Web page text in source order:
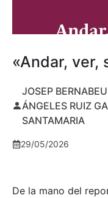
«Andar, ver,
JOSEP
ÁNGELES RUIZ
SANTAMARIA
29/05/2026
De la mano del